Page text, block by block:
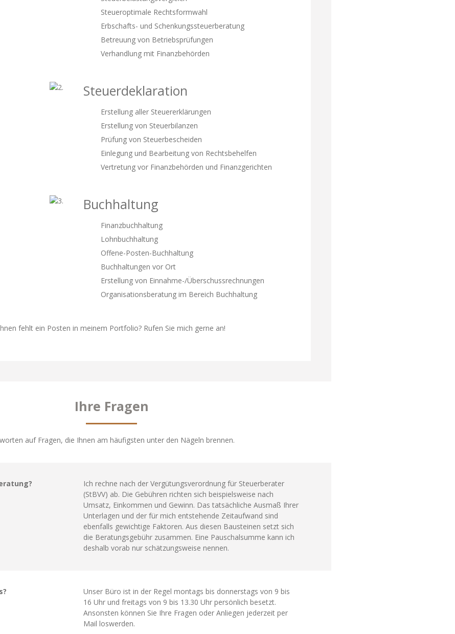
Steueroptimale Rechtsformwahl
Erbschafts- und Schenkungssteuerberatung
Betreuung von Betriebsprüfungen
Verhandlung mit Finanzbehörden
Steuerdeklaration
Erstellung aller Steuererklärungen
Erstellung von Steuerbilanzen
Prüfung von Steuerbescheiden
Einlegung und Bearbeitung von Rechtsbehelfen
Vertretung vor Finanzbehörden und Finanzgerichten
Buchhaltung
Finanzbuchhaltung
Lohnbuchhaltung
Offene-Posten-Buchhaltung
Buchhaltungen vor Ort
Erstellung von Einnahme-/Überschussrechnungen
Organisationsberatung im Bereich Buchhaltung
fehlt ein Posten in meinem Portfolio? Rufen Sie mich gerne an!
Ihre Fragen
auf Fragen, die Ihnen am häufigsten unter den Nägeln brennen.
Ich rechne nach der Vergütungsverordnung für Steuerberater
(StBVV) ab. Die Gebühren richten sich beispielsweise nach
Umsatz, Einkommen und Gewinn. Das tatsächliche Ausmaß Ihrer
Unterlagen und der für mich entstehende Zeitaufwand sind
ebenfalls gewichtige Faktoren. Aus diesen Bausteinen setzt sich
die Beratungsgebühr zusammen. Eine Pauschalsumme kann ich
deshalb vorab nur schätzungsweise nennen.
Unser Büro ist in der Regel montags bis donnerstags von 9 bis
16 Uhr und freitags von 9 bis 13.30 Uhr persönlich besetzt.
Ansonsten können Sie Ihre Fragen oder Anliegen jederzeit per
Mail loswerden.